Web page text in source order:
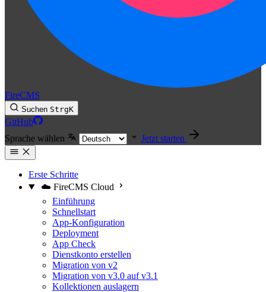
FireCMS
Suchen StrgK
GitHub
Sprache wählen
Jetzt starten
Erste Schritte
☁️ FireCMS Cloud
Einführung
Schnellstart
App-Konfiguration
Deployment
App Check
Dienstkonto erstellen
Migration von v2
Migration von v3.0 auf v3.1
Kollektionen auslagern